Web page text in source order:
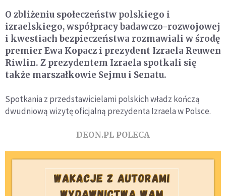
O zbliżeniu społeczeństw polskiego i
izraelskiego, współpracy badawczo-rozwojowej
i kwestiach bezpieczeństwa rozmawiali w środę
premier Ewa Kopacz i prezydent Izraela Reuwen
Riwlin. Z prezydentem Izraela spotkali się
także marszałkowie Sejmu i Senatu.
Spotkania z przedstawicielami polskich władz kończą
dwudniową wizytę oficjalną prezydenta Izraela w Polsce.
DEON.PL POLECA